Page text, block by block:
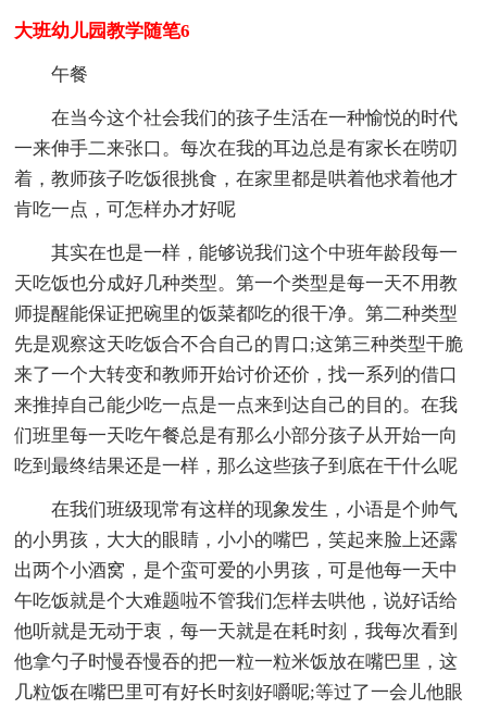
大班幼儿园教学随笔6
午餐
在当今这个社会我们的孩子生活在一种愉悦的时代
一来伸手二来张口。每次在我的耳边总是有家长在唠叨
着，教师孩子吃饭很挑食，在家里都是哄着他求着他才
肯吃一点，可怎样办才好呢
其实在也是一样，能够说我们这个中班年龄段每一
天吃饭也分成好几种类型。第一个类型是每一天不用教
师提醒能保证把碗里的饭菜都吃的很干净。第二种类型
先是观察这天吃饭合不合自己的胃口;这第三种类型干脆
来了一个大转变和教师开始讨价还价，找一系列的借口
来推掉自己能少吃一点是一点来到达自己的目的。在我
们班里每一天吃午餐总是有那么小部分孩子从开始一向
吃到最终结果还是一样，那么这些孩子到底在干什么呢
在我们班级现常有这样的现象发生，小语是个帅气
的小男孩，大大的眼睛，小小的嘴巴，笑起来脸上还露
出两个小酒窝，是个蛮可爱的小男孩，可是他每一天中
午吃饭就是个大难题啦不管我们怎样去哄他，说好话给
他听就是无动于衷，每一天就是在耗时刻，我每次看到
他拿勺子时慢吞慢吞的把一粒一粒米饭放在嘴巴里，这
几粒饭在嘴巴里可有好长时刻好嚼呢;等过了一会儿他眼